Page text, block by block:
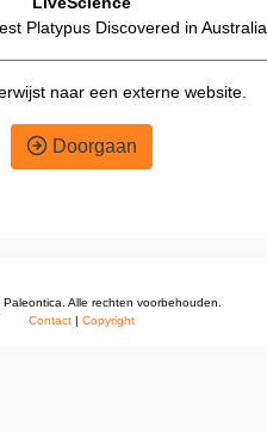
Platypus Discovered in Australia
naar een externe website.
Doorgaan
Alle rechten voorbehouden.
Contact| Copyright